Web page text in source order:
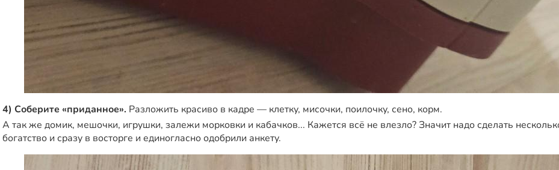
4) Соберите «приданное». Разложить красиво в кадре — клетку, мисочки, поилочку, сено, корм.
А так же домик, мешочки, игрушки, залежи морковки и кабачков... Кажется всё не влезло? Значит надо сделать
богатство и сразу в восторге и единогласно одобрили анкету.